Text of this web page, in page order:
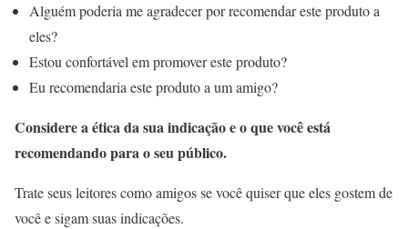
Alguém poderia me agradecer por recomendar este produto a
eles?
Estou confortável em promover este produto?
Eu recomendaria este produto a um amigo?
Considere a ética da sua indicação e o que você está
recomendando para o seu público.
Trate seus leitores como amigos se você quiser que eles gostem de
você e sigam suas indicações.